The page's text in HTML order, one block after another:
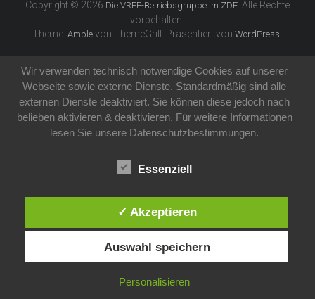
Copyright © 2026 Die VRFF-Betriebsgruppe im ZDF. Alle Rechte
vorbehalten.
Theme:Ample von ThemeGrill. Präsentiert vonWordPress
Wir verwenden technisch notwendige Cookies auf unserer
Webseite sowie externe Dienste. Standardmäßig sind alle
externen Dienste deaktiviert. Sie können diese jedoch nach
belieben aktivieren & deaktivieren. Für weitere Informationen
lesen Sie unsere Datenschutzbestimmungen.
Essenziell
✓ Akzeptieren
Auswahl speichern
Personalisieren